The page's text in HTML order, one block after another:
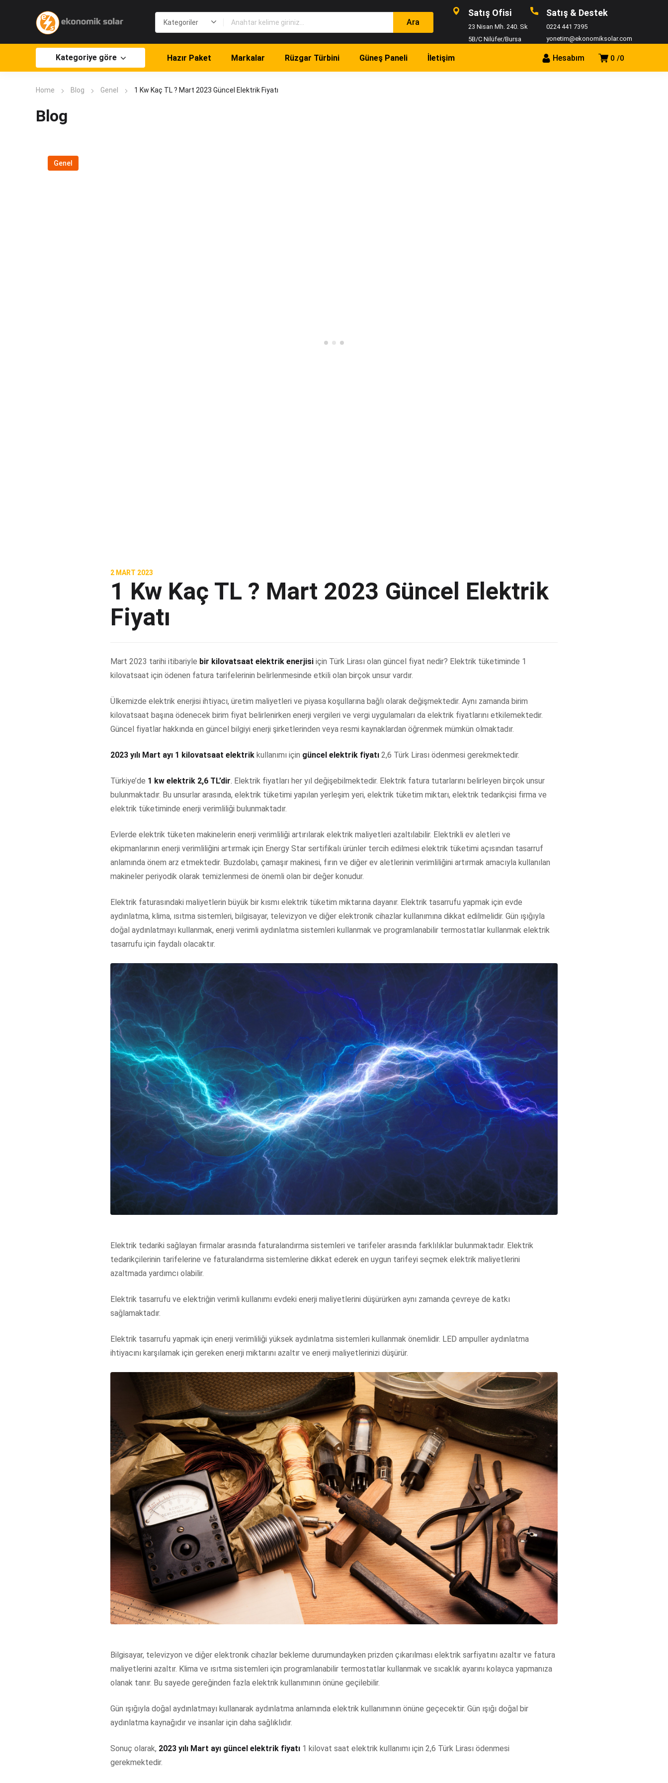
Satış Ofisi
23 Nisan Mh. 240. Sk
5B/C Nilüfer/Bursa
Satış & Destek
0224 441 7395
yonetim@ekonomiksolar.com
0 0
Hesabım
Kategoriye göre Hazır Paket Markalar Rüzgar Türbini Güneş Paneli İletişim
Home Blog Genel 1 Kw Kaç TL ? Mart 2023 Güncel Elektrik Fiyatı
Blog
Genel
2 MART 2023
1 Kw Kaç TL ? Mart 2023 Güncel Elektrik
Fiyatı
Mart 2023 tarihi itibariyle bir kilovatsaat elektrik enerjisi için Türk Lirası olan güncel fiyat nedir? Elektrik tüketiminde 1
kilovatsaat için ödenen fatura tarifelerinin belirlenmesinde etkili olan birçok unsur vardır.
Ülkemizde elektrik enerjisi ihtiyacı, üretim maliyetleri ve piyasa koşullarına bağlı olarak değişmektedir. Aynı zamanda birim
kilovatsaat başına ödenecek birim fiyat belirlenirken enerji vergileri ve vergi uygulamaları da elektrik fiyatlarını etkilemektedir.
Güncel fiyatlar hakkında en güncel bilgiyi enerji şirketlerinden veya resmi kaynaklardan öğrenmek mümkün olmaktadır.
2023 yılı Mart ayı 1 kilovatsaat elektrik kullanımı için güncel elektrik fiyatı 2,6 Türk Lirası ödenmesi gerekmektedir.
Türkiye’de 1 kw elektrik 2,6 TL’dir. Elektrik fiyatları her yıl değişebilmektedir. Elektrik fatura tutarlarını belirleyen birçok unsur
bulunmaktadır. Bu unsurlar arasında, elektrik tüketimi yapılan yerleşim yeri, elektrik tüketim miktarı, elektrik tedarikçisi firma ve
elektrik tüketiminde enerji verimliliği bulunmaktadır.
Evlerde elektrik tüketen makinelerin enerji verimliliği artırılarak elektrik maliyetleri azaltılabilir. Elektrikli ev aletleri ve
ekipmanlarının enerji verimliliğini artırmak için Energy Star sertifikalı ürünler tercih edilmesi elektrik tüketimi açısından tasarruf
anlamında önem arz etmektedir. Buzdolabı, çamaşır makinesi, fırın ve diğer ev aletlerinin verimliliğini artırmak amacıyla kullanılan
makineler periyodik olarak temizlenmesi de önemli olan bir değer konudur.
Elektrik faturasındaki maliyetlerin büyük bir kısmı elektrik tüketim miktarına dayanır. Elektrik tasarrufu yapmak için evde
aydınlatma, klima, ısıtma sistemleri, bilgisayar, televizyon ve diğer elektronik cihazlar kullanımına dikkat edilmelidir. Gün ışığıyla
doğal aydınlatmayı kullanmak, enerji verimli aydınlatma sistemleri kullanmak ve programlanabilir termostatlar kullanmak elektrik
tasarrufu için faydalı olacaktır.
Elektrik tedariki sağlayan firmalar arasında faturalandırma sistemleri ve tarifeler arasında farklılıklar bulunmaktadır. Elektrik
tedarikçilerinin tarifelerine ve faturalandırma sistemlerine dikkat ederek en uygun tarifeyi seçmek elektrik maliyetlerini
azaltmada yardımcı olabilir.
Elektrik tasarrufu ve elektriğin verimli kullanımı evdeki enerji maliyetlerini düşürürken aynı zamanda çevreye de katkı
sağlamaktadır.
Elektrik tasarrufu yapmak için enerji verimliliği yüksek aydınlatma sistemleri kullanmak önemlidir. LED ampuller aydınlatma
ihtiyacını karşılamak için gereken enerji miktarını azaltır ve enerji maliyetlerinizi düşürür.
Bilgisayar, televizyon ve diğer elektronik cihazlar bekleme durumundayken prizden çıkarılması elektrik sarfiyatını azaltır ve fatura
maliyetlerini azaltır. Klima ve ısıtma sistemleri için programlanabilir termostatlar kullanmak ve sıcaklık ayarını kolayca yapmanıza
olanak tanır. Bu sayede gereğinden fazla elektrik kullanımının önüne geçilebilir.
Gün ışığıyla doğal aydınlatmayı kullanarak aydınlatma anlamında elektrik kullanımının önüne geçecektir. Gün ışığı doğal bir
aydınlatma kaynağıdır ve insanlar için daha sağlıklıdır.
Sonuç olarak, 2023 yılı Mart ayı güncel elektrik fiyatı 1 kilovat saat elektrik kullanımı için 2,6 Türk Lirası ödenmesi
gerekmektedir.